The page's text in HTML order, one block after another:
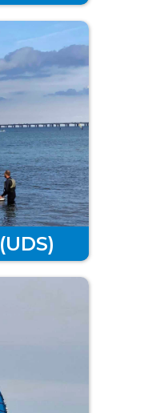
(UDS)